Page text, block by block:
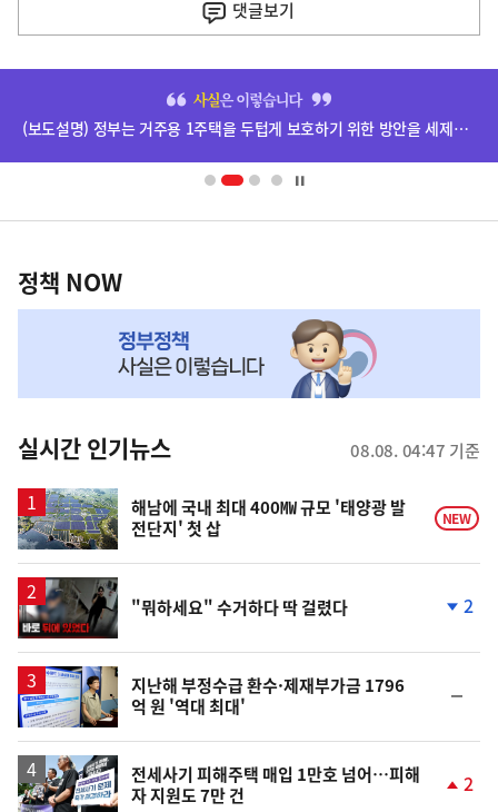
댓글보기
영
(보도설명) 정부는 거주용 1주택을 두텁게 보호하기 위한 방안을 세제개편안에 담았습니다.
책
NOW,
뉴
스
정책 NOW
실시간 인기뉴스 08.08. 04:47 기준
해남에 국내 최대 400㎿ 규모 '태양광 발
전단지' 첫 삽
NEW
영
상
"뭐하세요" 수거하다 딱 걸렸다
하
2
지난해 부정수급 환수·제재부가금 1796
억 원 '역대 최대'
일
전세사기 피해주택 매입 1만호 넘어…피해
자 지원도 7만 건
2